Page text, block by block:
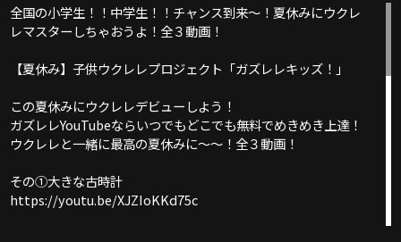
全国の小学生！！中学生！！チャンス到来〜！夏休みにウクレ
レマスターしちゃおうよ！全３動画！
【夏休み】子供ウクレレプロジェクト「ガズレレキッズ！」
この夏休みにウクレレデビューしよう！
ガズレレYouTubeならいつでもどこでも無料でめきめき上達！
ウクレレと一緒に最高の夏休みに〜〜！全３動画！
その①大きな古時計
https://youtu.be/XJZIoKKd75c